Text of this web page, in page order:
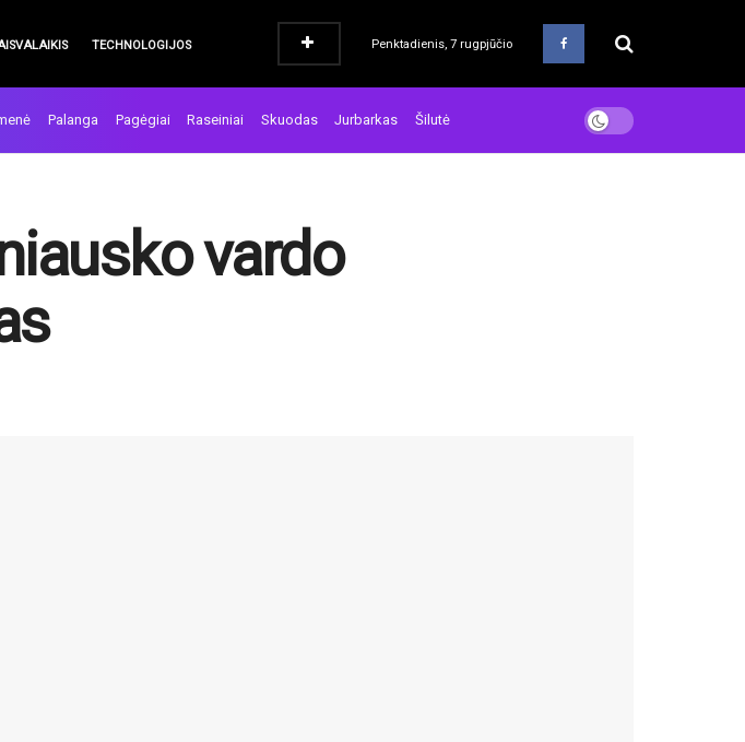
TECHNOLOGIJOS Penktadienis, 7 rugpjūčio
Palanga Pagėgiai Raseiniai Skuodas Jurbarkas Šilutė
vardo